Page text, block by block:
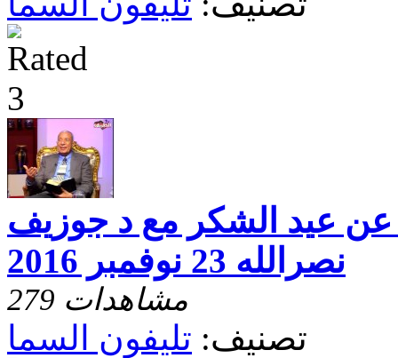
عن عيد الشكر مع د جوزيف
نصرالله 23 نوفمبر 2016
279 مشاهدات
تصنيف: تليفون السما